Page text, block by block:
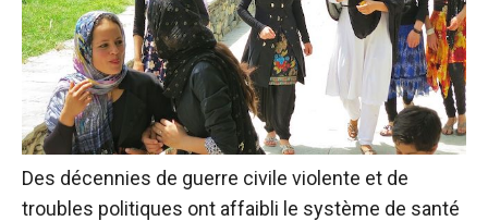
Des décennies de guerre civile violente et de
troubles politiques ont affaibli le système de santé